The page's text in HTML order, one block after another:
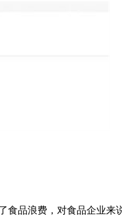
食品浪费，对食品企业来